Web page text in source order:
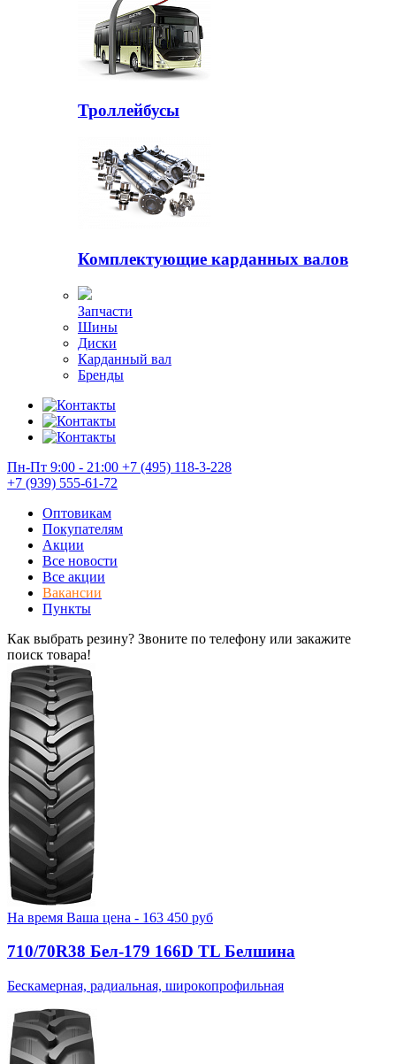
Троллейбусы
Комплектующие карданных валов
Запчасти
Шины
Диски
Карданный вал
Бренды
Пн-Пт 9:00 - 21:00 +7 (495) 118-3-228
+7 (939) 555-61-72
Оптовикам
Покупателям
Акции
Все новости
Все акции
Вакансии
Пункты
Как выбрать резину? Звоните по телефону или закажите
поиск товара!
На время Ваша цена - 163 450 руб
710/70R38 Бел-179 166D TL Белшина
Бескамерная, радиальная, широкопрофильная